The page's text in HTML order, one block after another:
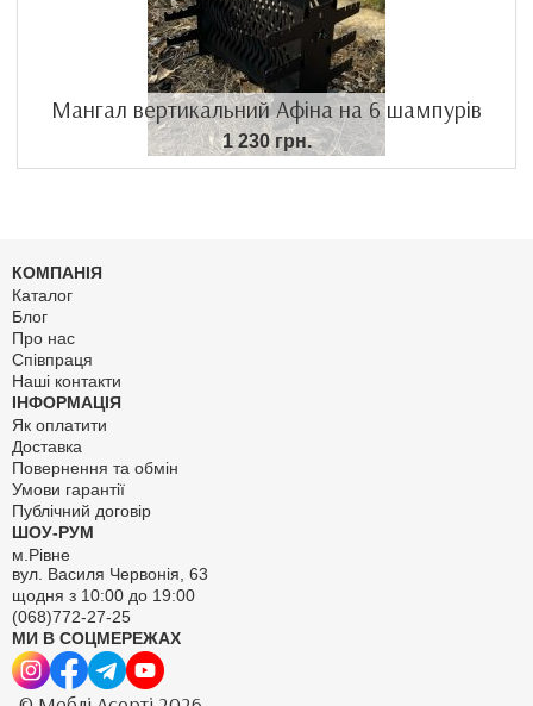
Мангал вертикальний Афіна на 6 шампурів
1 230 грн.
КОМПАНІЯ
Каталог
Блог
Про нас
Співпраця
Наші контакти
ІНФОРМАЦІЯ
Як оплатити
Доставка
Повернення та обмін
Умови гарантії
Публічний договір
ШОУ-РУМ
м.Рівне
вул. Василя Червонія, 63
щодня з 10:00 до 19:00
(068)772-27-25
МИ В СОЦМЕРЕЖАХ